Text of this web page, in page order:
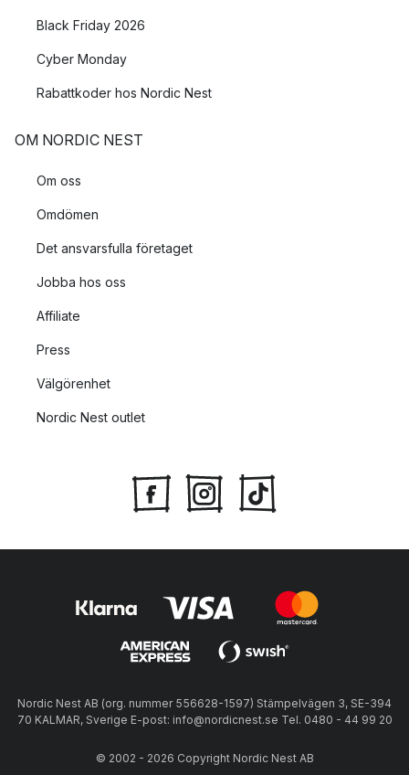
Black Friday 2026
Cyber Monday
Rabattkoder hos Nordic Nest
OM NORDIC NEST
Om oss
Omdömen
Det ansvarsfulla företaget
Jobba hos oss
Affiliate
Press
Välgörenhet
Nordic Nest outlet
Nordic Nest AB (org. nummer 556628-1597) Stämpelvägen 3, SE-394
70 KALMAR, Sverige E-post: info@nordicnest.se Tel. 0480 - 44 99 20
© 2002 - 2026 Copyright Nordic Nest AB